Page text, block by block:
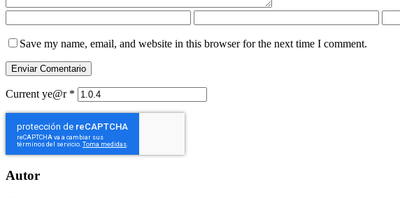
Save my name, email, and website in this browser for the next time I comment.
Current ye@r *
Autor